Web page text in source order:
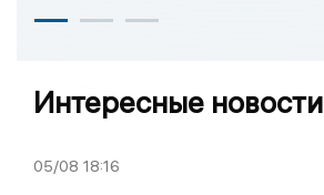
Интересные новости
05/08 18:16